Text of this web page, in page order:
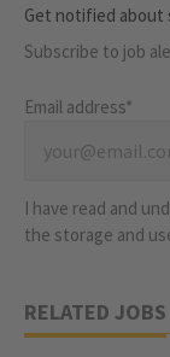
Get notified about
Subscribe to job
Email address*
I have read and
the storage and
RELATED JOBS